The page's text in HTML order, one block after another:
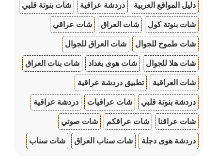
دليل المواقع العربية دردشة عراقية شات بنوتة قلبي
شات بنوتة كول شات العراق شات عراقي
شات طموح للجوال شات العراق للجوال
شات هلا للجوال شات هوى بغداد شات بنات العراق
شات العراقية تطبيق دردشة عراقية
دردشة بنوتة قلبي شات عراقيات دردشة عراقية
شات عراقنا شات عراقكم شات صوتي
دردشة هوى دجلة شات سناب العراق شات سناب